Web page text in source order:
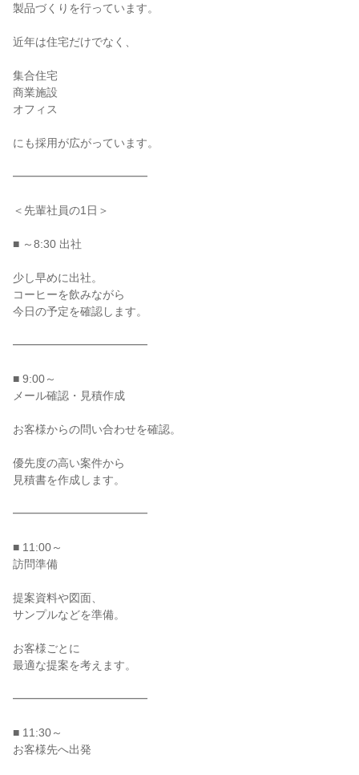
製品づくりを行っています。
近年は住宅だけでなく、
集合住宅
商業施設
オフィス
にも採用が広がっています。
━━━━━━━━━━━━
＜先輩社員の1日＞
■ ～8:30 出社
少し早めに出社。
コーヒーを飲みながら
今日の予定を確認します。
━━━━━━━━━━━━
■ 9:00～
メール確認・見積作成
お客様からの問い合わせを確認。
優先度の高い案件から
見積書を作成します。
━━━━━━━━━━━━
■ 11:00～
訪問準備
提案資料や図面、
サンプルなどを準備。
お客様ごとに
最適な提案を考えます。
━━━━━━━━━━━━
■ 11:30～
お客様先へ出発